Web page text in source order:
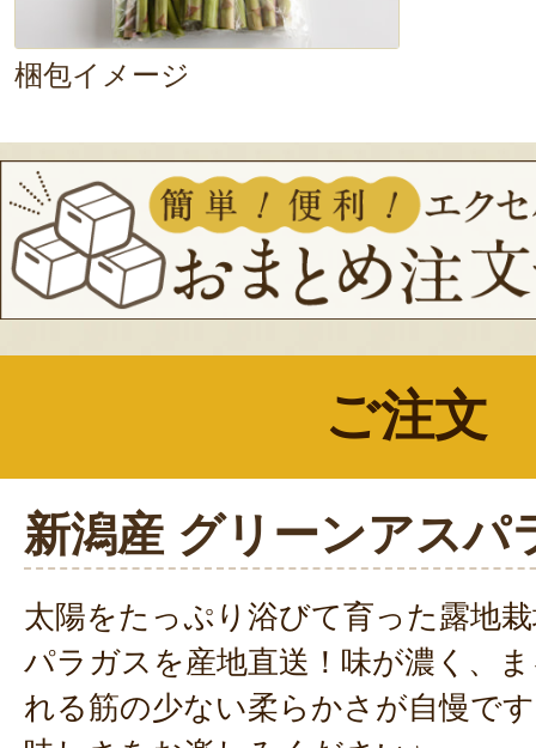
楽しみ、宮路農園さんのアスパラ
されていたオススメメニューのガ
の次は肉巻き、そしてサラダ…楽
採れたて新鮮な美味しさを届けて
ありがとうございます✨
2025年04
今年も心待ちにしていた宮路農園
た。モチロン！味付けは無しでパ
瑞々しさと甘みが
アスパラガスを購入しました。
たそのままを調理しましたが、ホ
かったです。ガーリック炒めと天
と思います。
梱包イメージ
ご注文
新潟産 グリーンアスパ
太陽をたっぷり浴びて育った露地
パラガスを産地直送！味が濃く、
れる筋の少ない柔らかさが自慢で